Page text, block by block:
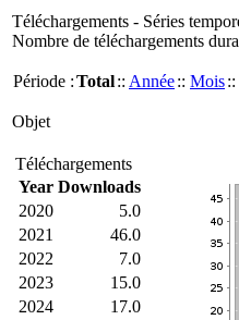
Téléchargements - Séries
Nombre de téléchargements
Période :Total:: Année:: Mois::
Objet
Téléchargements
Year Downloads
2020
5.0
2021
46.0
2022
7.0
2023
15.0
2024
17.0